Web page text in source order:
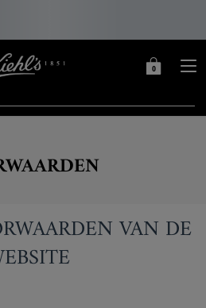
MIJN
0
0 PRODUCT
VAN DE